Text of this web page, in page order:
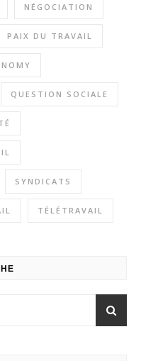
NÉGOCIATION
PAIX DU TRAVAIL
QUESTION SOCIALE
SYNDICATS
TÉLÉTRAVAIL